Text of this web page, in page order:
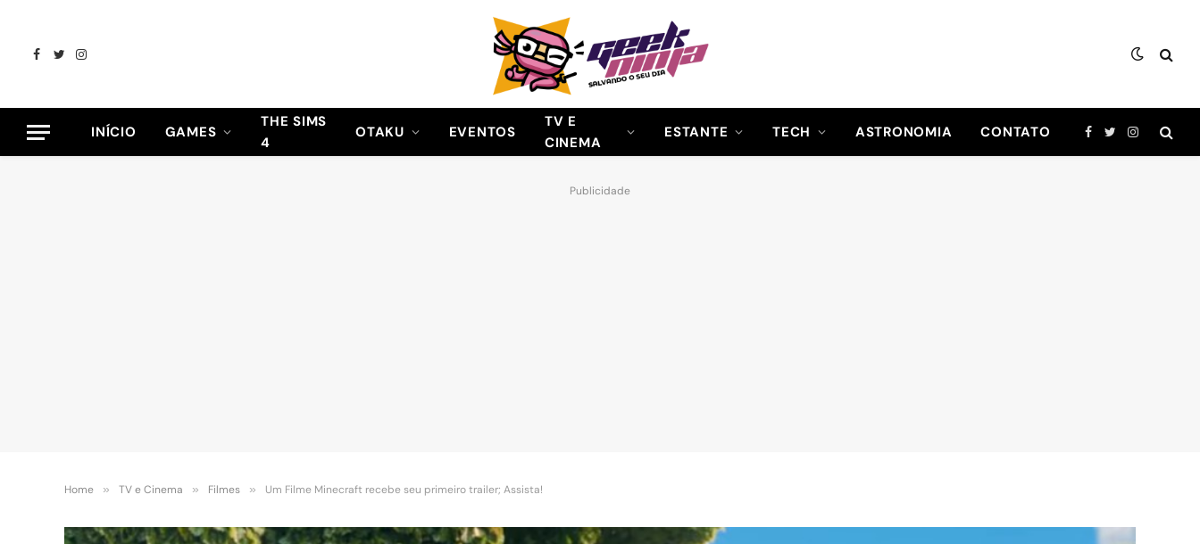
Facebook
TwitterInstagram
INÍCIO GAMES
THE SIMS
4
OTAKU EVENTOS
TV E
CINEMA
ESTANTE TECH ASTRONOMIA CONTATO Facebook
TwitterInstagram
Publicidade
Home » TV e Cinema » Filmes » Um Filme Minecraft recebe seu primeiro trailer; Assista!